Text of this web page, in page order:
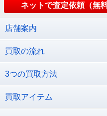
ネットで査定依頼（無料
店舗案内
買取の流れ
3つの買取方法
買取アイテム